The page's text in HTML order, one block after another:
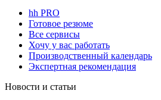
hh PRO
Готовое резюме
Все сервисы
Хочу у вас работать
Производственный календарь
Экспертная рекомендация
Новости и статьи